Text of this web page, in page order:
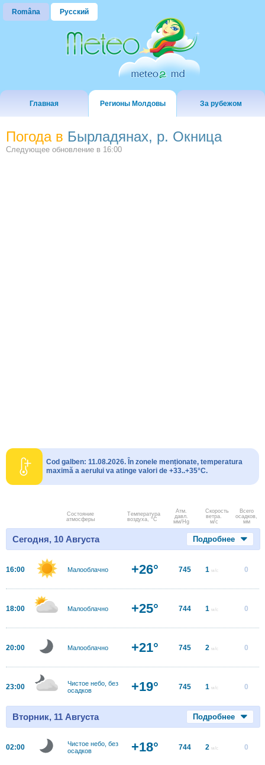
Româna Русский
Главная Регионы Молдовы За рубежом
Погода в Бырладянах, р. Окница
Следующее обновление в 16:00
Cod galben: 11.08.2026. În zonele menționate, temperatura
maximă a aerului va atinge valori de +33..+35°C.
Состояние
атмосферы
Температура
воздуха, °C
Атм.
давл.
мм/Hg
Скорость
ветра.
м/с
Всего
осадков,
мм
Сегодня, 10 Августа Подробнее
16:00 Малооблачно +26° 745 1 м/с 0
18:00 Малооблачно +25° 744 1 м/с 0
20:00 Малооблачно +21° 745 2 м/с 0
23:00
Чистое небо, без
осадков
+19° 745 1 м/с 0
Вторник, 11 Августа Подробнее
02:00
Чистое небо, без
осадков
+18° 744 2 м/с 0